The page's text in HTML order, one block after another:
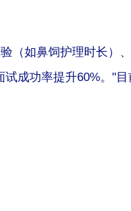
（如鼻饲护理时长）
成功率提升60%。"